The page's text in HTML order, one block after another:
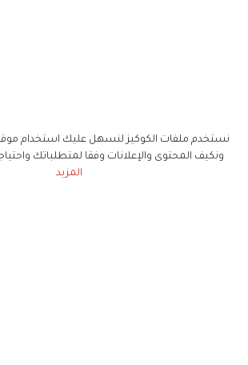
نستخدم ملفات الكوكيز لنسهل عليك استخدام
ونكيف المحتوى والإعلانات وفقا لمتطلباتك
المزيد